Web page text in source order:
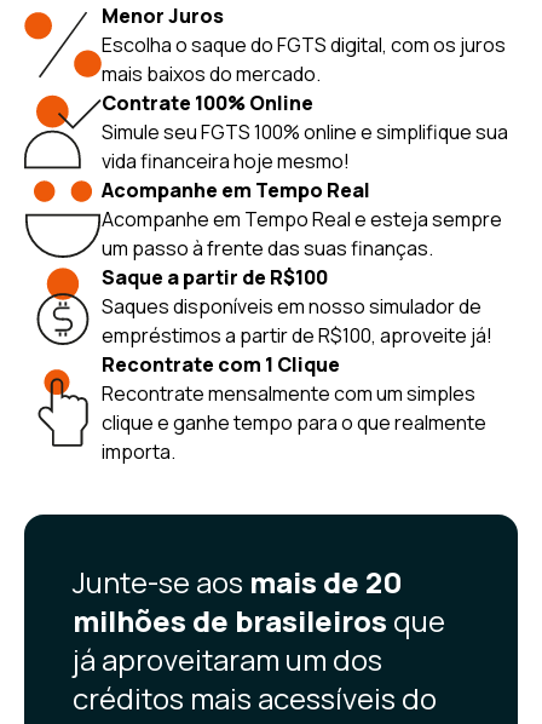
Menor Juros
Escolha o saque do FGTS digital, com os juros
mais baixos do mercado.
Contrate 100% Online
Simule seu FGTS 100% online e simplifique sua
vida financeira hoje mesmo!
Acompanhe em Tempo Real
Acompanhe em Tempo Real e esteja sempre
um passo à frente das suas finanças.
Saque a partir de R$100
Saques disponíveis em nosso simulador de
empréstimos a partir de R$100, aproveite já!
Recontrate com 1 Clique
Recontrate mensalmente com um simples
clique e ganhe tempo para o que realmente
importa.
Junte-se aos mais de 20
milhões de brasileiros que
já aproveitaram um dos
créditos mais acessíveis do